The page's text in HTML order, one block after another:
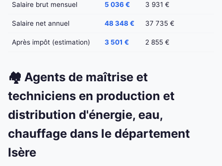
Salaire brut mensuel 5 036 € 3 931 €
Salaire net annuel 48 348 € 37 735 €
Après impôt (estimation) 3 501 € 2 855 €
🏘️ Agents de maîtrise et
techniciens en production et
distribution d'énergie, eau,
chauffage dans le département
Isère